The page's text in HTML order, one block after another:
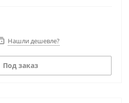
Нашли дешевле?
Под заказ